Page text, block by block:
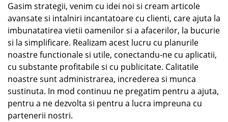
Gasim strategii, venim cu idei noi si cream articole
avansate si intalniri incantatoare cu clienti, care ajuta la
imbunatatirea vietii oamenilor si a afacerilor, la bucurie
si la simplificare. Realizam acest lucru cu planurile
noastre functionale si utile, conectandu-ne cu aplicatii,
cu substante profitabile si cu publicitate. Calitatile
noastre sunt administrarea, increderea si munca
sustinuta. In mod continuu ne pregatim pentru a ajuta,
pentru a ne dezvolta si pentru a lucra impreuna cu
partenerii nostri.